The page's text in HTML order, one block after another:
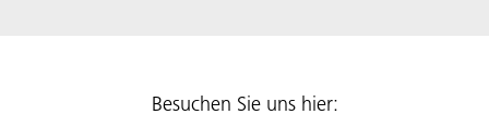
Besuchen Sie uns hier: